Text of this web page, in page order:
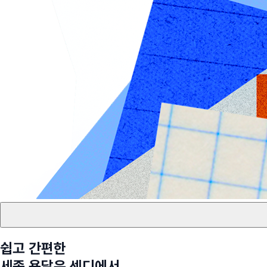
쉽고 간편한